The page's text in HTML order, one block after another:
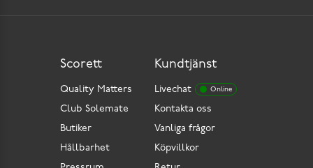
Kundtjänst
Livechat Online
Kontakta oss
Vanliga frågor
Köpvillkor
Scorett
Quality Matters
Club Solemate
Butiker
Hållbarhet